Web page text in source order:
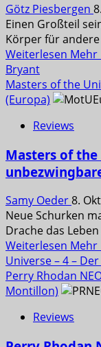
Götz Piesbergen
Einen Großteil
Körper für andere
Weiterlesen Mehr
Bryant
Masters of the
(Europa)
Reviews
Masters of the
Samy Oeder8.
Neue Schurken
Drache das
Weiterlesen Mehr
Universe – 4 –
Perry Rhodan
Montillon)
Reviews